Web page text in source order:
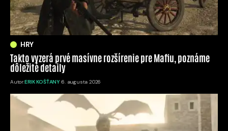
HRY
Takto vyzerá prvé masívne rozšírenie pre Mafiu, poznáme
dôležité detaily
Autor:ERIK KOŠŤANY 6. augusta 2026